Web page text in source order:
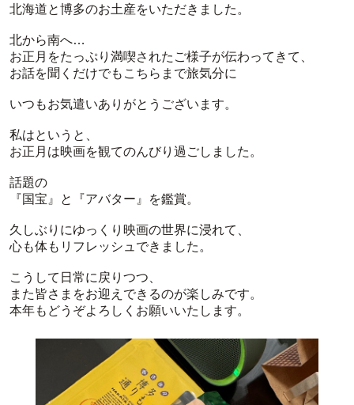
北海道と博多のお土産をいただきました。
北から南へ…
お正月をたっぷり満喫されたご様子が伝わってきて、
お話を聞くだけでもこちらまで旅気分に
いつもお気遣いありがとうございます。
私はというと、
お正月は映画を観てのんびり過ごしました。
話題の
『国宝』と『アバター』を鑑賞。
久しぶりにゆっくり映画の世界に浸れて、
心も体もリフレッシュできました。
こうして日常に戻りつつ、
また皆さまをお迎えできるのが楽しみです。
本年もどうぞよろしくお願いいたします。